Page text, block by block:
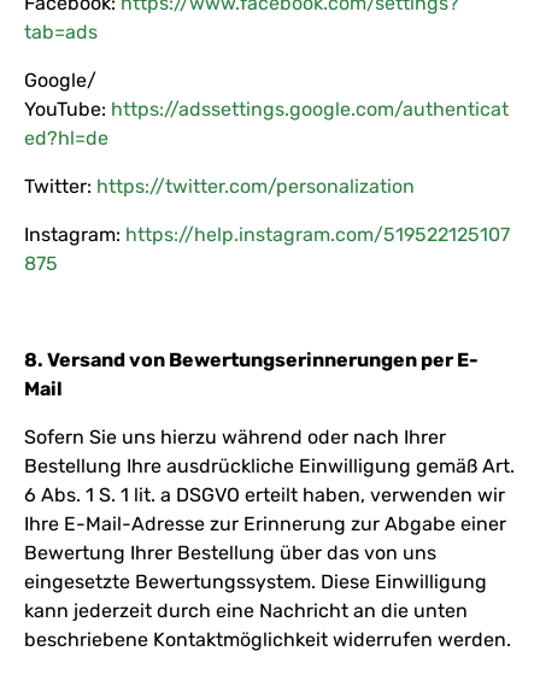
tab=ads
Google/
YouTube: https://adssettings.google.com/authenticat
ed?hl=de
Twitter: https://twitter.com/personalization
Instagram: https://help.instagram.com/519522125107
875
8. Versand von Bewertungserinnerungen per E-
Mail
Sofern Sie uns hierzu während oder nach Ihrer
Bestellung Ihre ausdrückliche Einwilligung gemäß Art.
6 Abs. 1 S. 1 lit. a DSGVO erteilt haben, verwenden wir
Ihre E-Mail-Adresse zur Erinnerung zur Abgabe einer
Bewertung Ihrer Bestellung über das von uns
eingesetzte Bewertungssystem. Diese Einwilligung
kann jederzeit durch eine Nachricht an die unten
beschriebene Kontaktmöglichkeit widerrufen werden.